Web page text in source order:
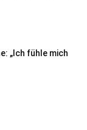
„Ich fühle mich